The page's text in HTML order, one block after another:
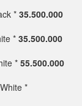
* 35.500.000
* 35.500.000
* 55.500.000
*